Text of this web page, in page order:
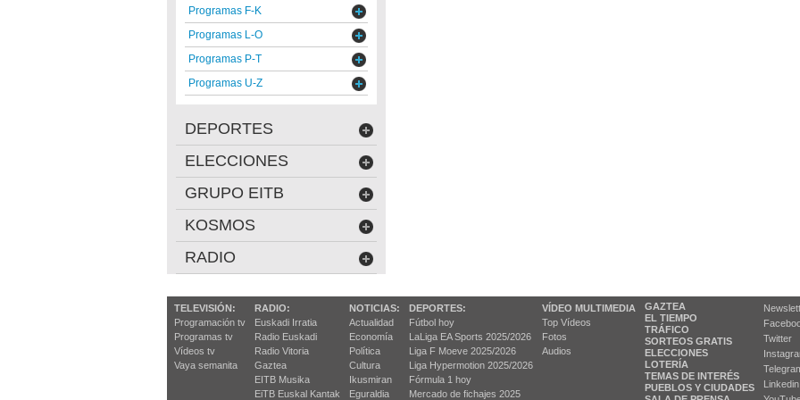
Programas F-K
Programas L-O
Programas P-T
Programas U-Z
DEPORTES
ELECCIONES
GRUPO EITB
KOSMOS
RADIO
TELEVISIÓN:
Programación tv
Programas tv
Vídeos tv
Vaya semanita
RADIO:
Euskadi Irratia
Radio Euskadi
Radio Vitoria
Gaztea
EITB Musika
EiTB Euskal Kantak
NOTICIAS:
Actualidad
Economía
Política
Cultura
Ikusmiran
Eguraldia
DEPORTES:
Fútbol hoy
LaLiga EA Sports 2025/2026
Liga F Moeve 2025/2026
Liga Hypermotion 2025/2026
Fórmula 1 hoy
Mercado de fichajes 2025
VÍDEO MULTIMEDIA
Top Vídeos
Fotos
Audios
GAZTEA
EL TIEMPO
TRÁFICO
SORTEOS GRATIS
ELECCIONES
LOTERÍA
TEMAS DE INTERÉS
PUEBLOS Y CIUDADES
Twitter
Linkedin